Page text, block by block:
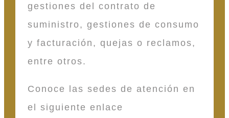
gestiones del contrato de
suministro, gestiones de consumo
y facturación, quejas o reclamos,
entre otros.
Conoce las sedes de atención en
el siguiente enlace